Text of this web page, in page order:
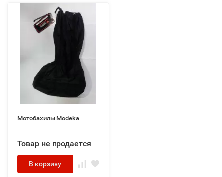
Мотобахилы Modeka
Товар не продается
В корзину